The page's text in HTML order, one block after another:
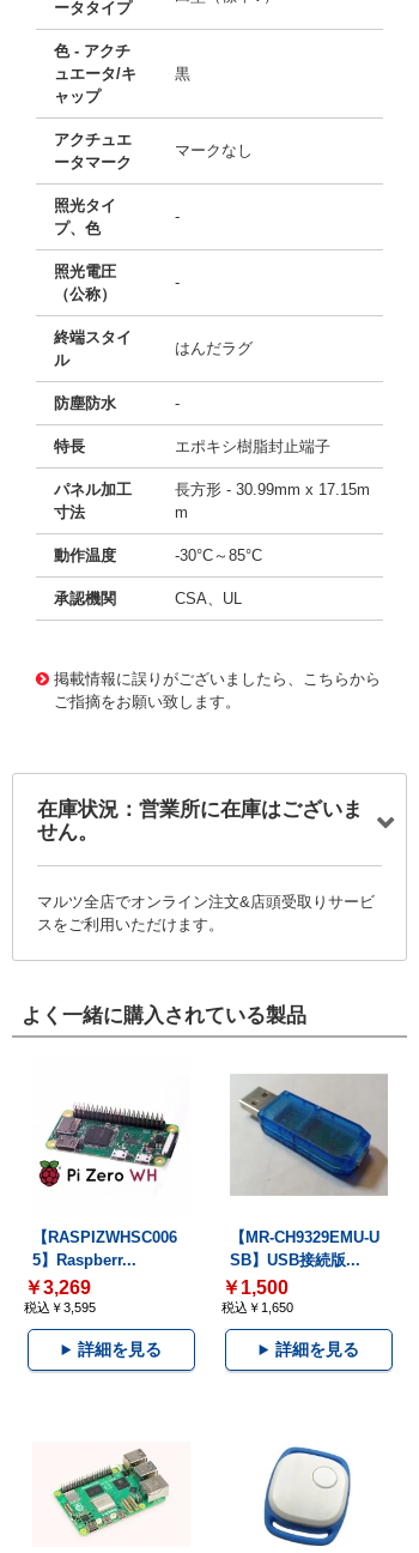
ータタイプ
色 - アクチ
ュエータ/キ
ャップ
黒
アクチュエ
ータマーク
マークなし
照光タイ
プ、色
-
照光電圧
（公称）
-
終端スタイ
ル
はんだラグ
防塵防水 -
特長 エポキシ樹脂封止端子
パネル加工
寸法
長方形 - 30.99mm x 17.15m
m
動作温度 -30°C～85°C
承認機関 CSA、UL
掲載情報に誤りがございましたら、こちらから
ご指摘をお願い致します。
在庫状況：営業所に在庫はございま
せん。
マルツ全店でオンライン注文&店頭受取りサービ
スをご利用いただけます。
よく一緒に購入されている製品
【RASPIZWHSC006
5】Raspberr...
￥3,269
税込￥3,595
詳細を見る
【MR-CH9329EMU-U
SB】USB接続版...
￥1,500
税込￥1,650
詳細を見る